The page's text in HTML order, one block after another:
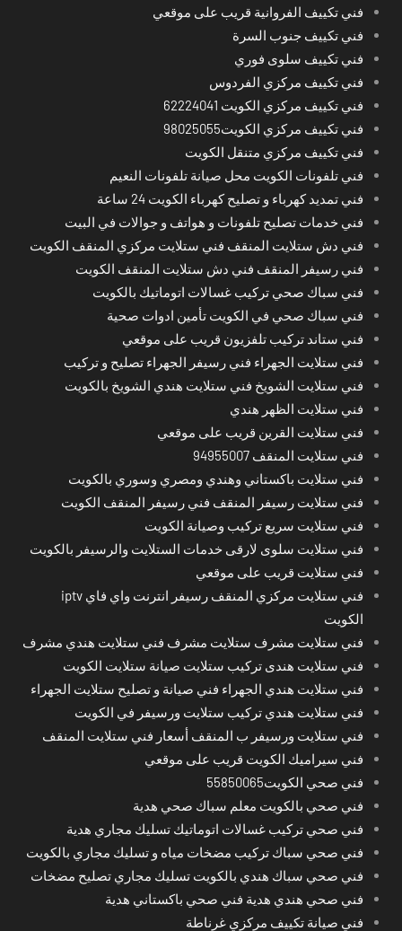
فني تكييف الفروانية قريب على موقعي
فني تكييف جنوب السرة
فني تكييف سلوى فوري
فني تكييف مركزي الفردوس
فني تكييف مركزي الكويت 62224041
فني تكييف مركزي الكويت98025055
فني تكييف مركزي متنقل الكويت
فني تلفونات الكويت محل صيانة تلفونات النعيم
فني تمديد كهرباء و تصليح كهرباء الكويت 24 ساعة
فني خدمات تصليح تلفونات و هواتف و جوالات في البيت
فني دش ستلايت المنقف فني ستلايت مركزي المنقف الكويت
فني رسيفر المنقف فني دش ستلايت المنقف الكويت
فني سباك صحي تركيب غسالات اتوماتيك بالكويت
فني سباك صحي في الكويت تأمين ادوات صحية
فني ستاند تركيب تلفزيون قريب على موقعي
فني ستلايت الجهراء فني رسيفر الجهراء تصليح و تركيب
فني ستلايت الشويخ فني ستلايت هندي الشويخ بالكويت
فني ستلايت الظهر هندي
فني ستلايت القرين قريب على موقعي
فني ستلايت المنقف 94955007
فني ستلايت باكستاني وهندي ومصري وسوري بالكويت
فني ستلايت رسيفر المنقف فني رسيفر المنقف الكويت
فني ستلايت سريع تركيب وصيانة الكويت
فني ستلايت سلوى لارقى خدمات الستلايت والرسيفر بالكويت
فني ستلايت قريب على موقعي
فني ستلايت مركزي المنقف رسيفر انترنت واي فاي iptv
الكويت
فني ستلايت مشرف ستلايت مشرف فني ستلايت هندي مشرف
فني ستلايت هندى تركيب ستلايت صيانة ستلايت الكويت
فني ستلايت هندي الجهراء فني صيانة و تصليح ستلايت الجهراء
فني ستلايت هندي تركيب ستلايت ورسيفر في الكويت
فني ستلايت ورسيفر ب المنقف أسعار فني ستلايت المنقف
فني سيراميك الكويت قريب على موقعي
فني صحي الكويت55850065
فني صحي بالكويت معلم سباك صحي هدية
فني صحي تركيب غسالات اتوماتيك تسليك مجاري هدية
فني صحي سباك تركيب مضخات مياه و تسليك مجاري بالكويت
فني صحي سباك هندي بالكويت تسليك مجاري تصليح مضخات
فني صحي هندي هدية فني صحي باكستاني هدية
فني صيانة تكييف مركزي غرناطة